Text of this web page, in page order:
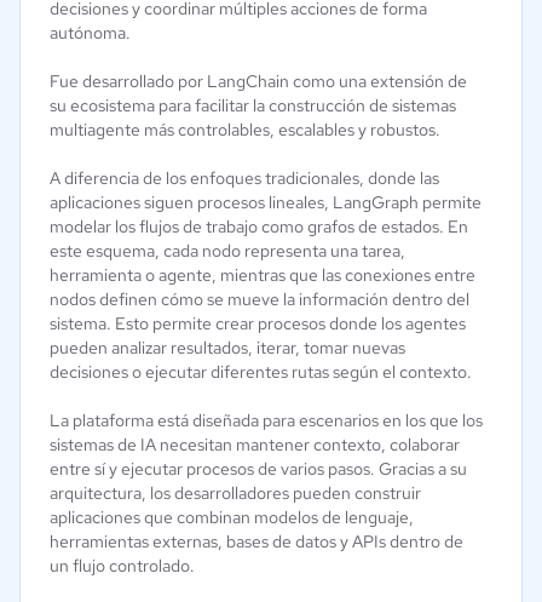
decisiones y coordinar múltiples acciones de forma
autónoma.
Fue desarrollado por LangChain como una extensión de
su ecosistema para facilitar la construcción de sistemas
multiagente más controlables, escalables y robustos.
A diferencia de los enfoques tradicionales, donde las
aplicaciones siguen procesos lineales, LangGraph permite
modelar los flujos de trabajo como grafos de estados. En
este esquema, cada nodo representa una tarea,
herramienta o agente, mientras que las conexiones entre
nodos definen cómo se mueve la información dentro del
sistema. Esto permite crear procesos donde los agentes
pueden analizar resultados, iterar, tomar nuevas
decisiones o ejecutar diferentes rutas según el contexto.
La plataforma está diseñada para escenarios en los que los
sistemas de IA necesitan mantener contexto, colaborar
entre sí y ejecutar procesos de varios pasos. Gracias a su
arquitectura, los desarrolladores pueden construir
aplicaciones que combinan modelos de lenguaje,
herramientas externas, bases de datos y APIs dentro de
un flujo controlado.